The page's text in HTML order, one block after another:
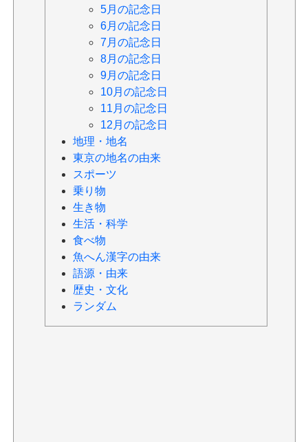
5月の記念日
6月の記念日
7月の記念日
8月の記念日
9月の記念日
10月の記念日
11月の記念日
12月の記念日
地理・地名
東京の地名の由来
スポーツ
乗り物
生き物
生活・科学
食べ物
魚へん漢字の由来
語源・由来
歴史・文化
ランダム